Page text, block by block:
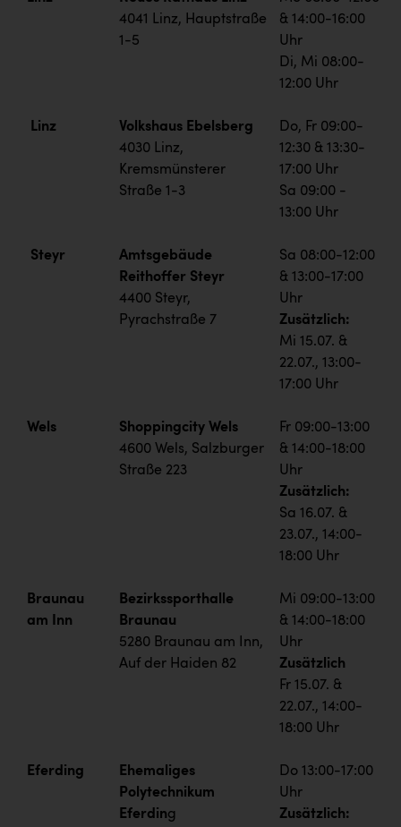
4041 Linz, Hauptstraße
1-5
& 14:00-16:00
Uhr
Di, Mi 08:00-
12:00 Uhr
Linz
Volkshaus Ebelsberg
4030 Linz,
Kremsmünsterer
Straße 1-3
Do, Fr 09:00-
12:30 & 13:30-
17:00 Uhr
Sa 09:00 -
13:00 Uhr
Steyr
Amtsgebäude
Reithoffer Steyr
4400 Steyr,
Pyrachstraße 7
Sa 08:00-12:00
& 13:00-17:00
Uhr
Zusätzlich:
Mi 15.07. &
22.07., 13:00-
17:00 Uhr
Wels
Shoppingcity Wels
4600 Wels, Salzburger
Straße 223
Fr 09:00-13:00
& 14:00-18:00
Uhr
Zusätzlich:
Sa 16.07. &
23.07., 14:00-
18:00 Uhr
Braunau
am Inn
Bezirkssporthalle
Braunau
5280 Braunau am Inn,
Auf der Haiden 82
Mi 09:00-13:00
& 14:00-18:00
Uhr
Zusätzlich
Fr 15.07. &
22.07., 14:00-
18:00 Uhr
Eferding
Ehemaliges
Polytechnikum
Eferding
Do 13:00-17:00
Uhr
Zusätzlich: